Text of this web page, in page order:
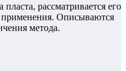
рассматривается его
применения. Описываются
метода.